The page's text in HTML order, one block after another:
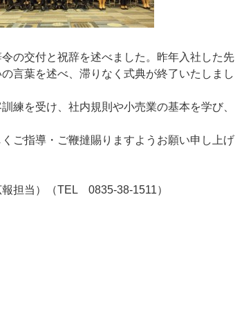
の交付と祝辞を述べました。昨年入社した先
言葉を述べ、滞りなく式典が終了いたしまし
練を受け、社内規則や小売業の基本を学び、
ご指導・ご鞭撻賜りますようお願い申し上げ
担当）（TEL 0835-38-1511）